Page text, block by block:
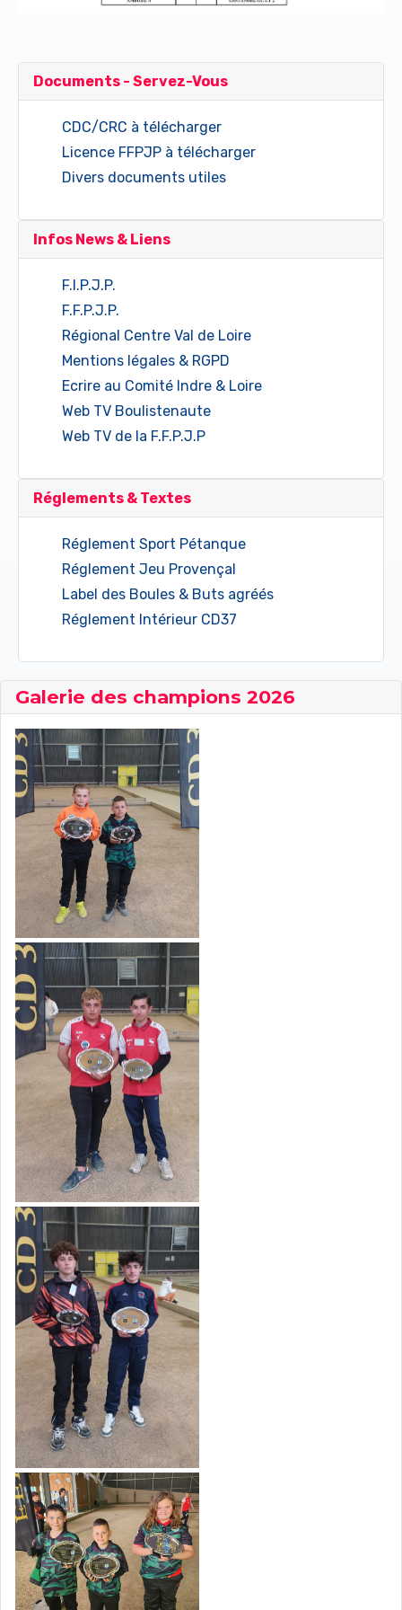
Galerie des champions 2026
Documents - Servez-Vous
CDC/CRC à télécharger
Licence FFPJP à télécharger
Divers documents utiles
Infos News & Liens
F.I.P.J.P.
F.F.P.J.P.
Régional Centre Val de Loire
Mentions légales & RGPD
Ecrire au Comité Indre & Loire
Web TV Boulistenaute
Web TV de la F.F.P.J.P
Réglements & Textes
Réglement Sport Pétanque
Réglement Jeu Provençal
Label des Boules & Buts agréés
Réglement Intérieur CD37